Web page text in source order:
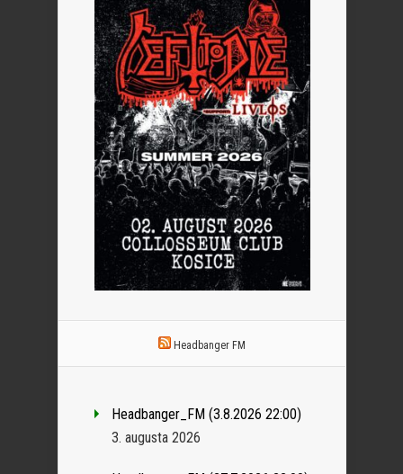
Headbanger FM
Headbanger_FM (3.8.2026 22:00)
3. augusta 2026